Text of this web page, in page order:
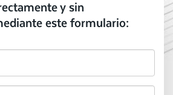
y sin
este formulario: